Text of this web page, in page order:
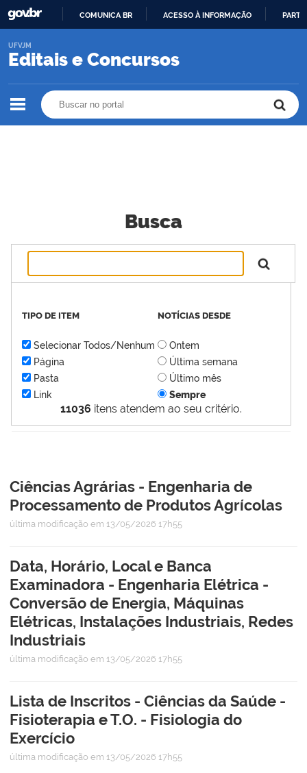
O
COMUNICA BR ACESSO À INFORMAÇÃO
Editais e Concursos
UFVJM
Busca
11036 itens atendem ao seu critério.
TIPO DE ITEM
Selecionar Todos/Nenhum
Página
Pasta
Link
NOTÍCIAS DESDE
Ontem
Última semana
Último mês
Sempre
Ciências Agrárias - Engenharia de
Processamento de Produtos Agrícolas
última modificação em 13/05/2026 17h55
Data, Horário, Local e Banca
Examinadora - Engenharia Elétrica -
Conversão de Energia, Máquinas
Elétricas, Instalações Industriais, Redes
Industriais
última modificação em 13/05/2026 17h55
Lista de Inscritos - Ciências da Saúde -
Fisioterapia e T.O. - Fisiologia do
Exercício
última modificação em 13/05/2026 17h55